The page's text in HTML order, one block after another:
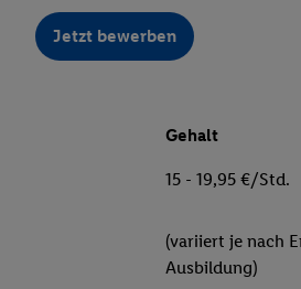
Jetzt bewerben
Gehalt
15 - 19,95 €/Std.
(variiert je nach
Ausbildung)